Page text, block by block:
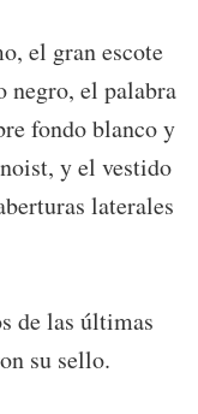
el gran escote
negro, el palabra
fondo blanco y
y el vestido
laterales
de las últimas
su sello.